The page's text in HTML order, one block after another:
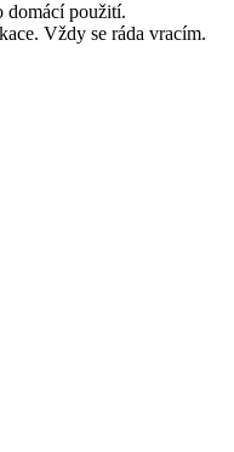
domácí použití.
Vždy se ráda vracím.